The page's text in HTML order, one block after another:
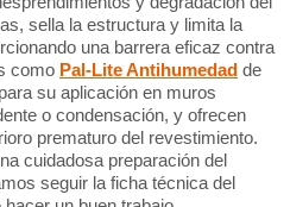
sella la estructura y limita la
una barrera eficaz contra
como Pal-Lite Antihumedad de
su aplicación en muros
o condensación, y ofrecen
prematuro del revestimiento.
cuidadosa preparación del
seguir la ficha técnica del